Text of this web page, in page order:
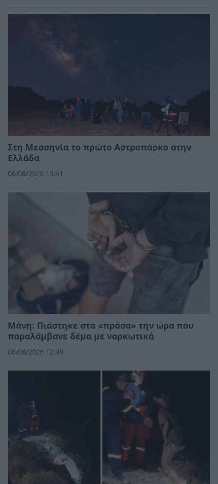
Στη Μεσσηνία το πρώτο Αστροπάρκο στην
Ελλάδα
06/08/2026 13:41
Μάνη: Πιάστηκε στα «πράσα» την ώρα που
παραλάμβανε δέμα με ναρκωτικά
06/08/2026 12:49